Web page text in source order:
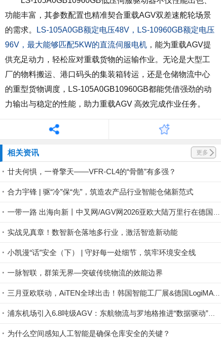
功能丰富，其参数配置也精准契合重载AGV双差速舵轮场景
的需求。
LS-105A0GB额定电压48V，LS-10960GB额定电压
96V ，最大能够匹配5KW的直流伺服电机 ，能为重载AGV提
供充足动力，轻松应对重载货物的运输作业。无论是大型工
厂的物料搬运、港口码头的集装箱转运，还是仓储物流中心
的重型货物调度， LS-105A0GB10960GB都能凭借强劲的动
力输出与稳定的性能，助力重载AGV 高效完成作业任务。
相关资讯 更多
廿夫何惧，一脊擎天——VFR-CL4的“骨骼”有多强？
合力宇锋 | 驱“冷”保“先”，筑造农产品行业智能仓储新范式
实战见真章！数智新仓落地多行业，激活智造新动能
小凯漫“话”安全（下） | 守好每一处细节，筑牢环境安全线
一脉智联，群策无界—突破传统物流的效能边界
三月亚欧联动，AiTEN全球出击！韩国智能工厂展&德国LogiMAT，我们来了！
为什么空间感知人工智能是确保仓库安全的关键？